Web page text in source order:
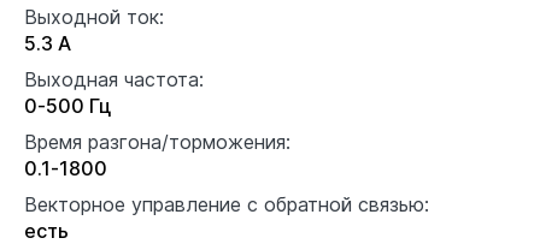
Выходной ток:
5.3 А
Выходная частота:
0-500 Гц
Время разгона/торможения:
0.1-1800
Векторное управление с обратной связью:
есть